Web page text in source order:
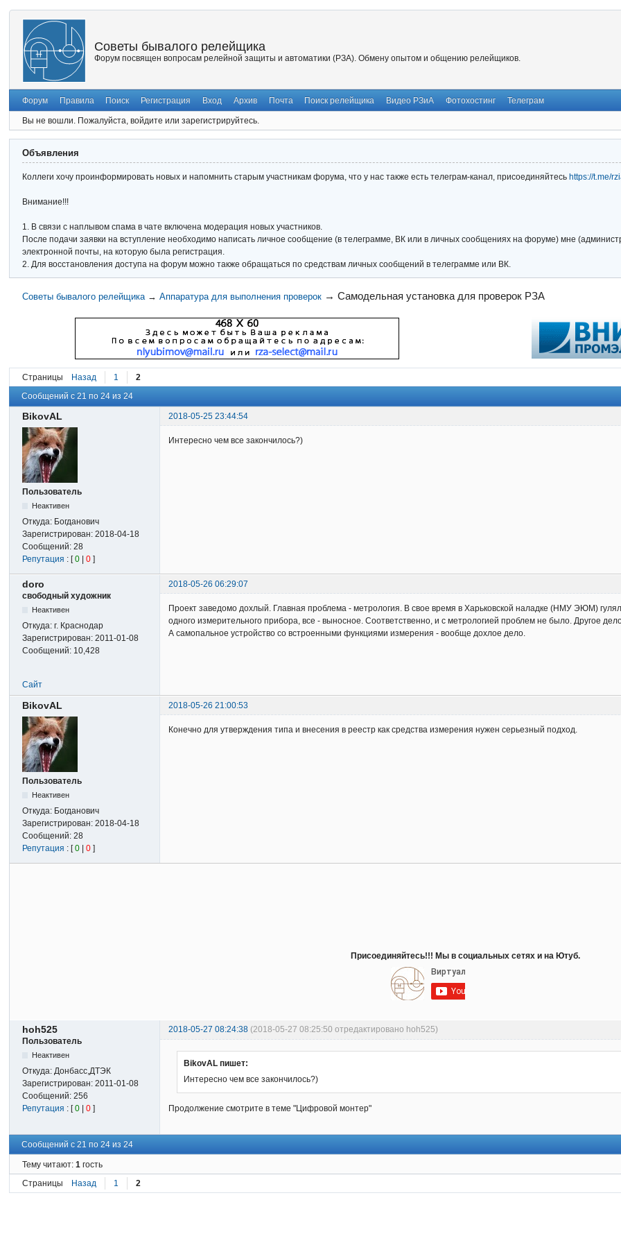
Советы бывалого релейщика
Форум посвящен вопросам релейной защиты и автоматики (РЗА). Обмену опытом и общению релейщиков.
Форум Правила Поиск Регистрация Вход Архив Почта Поиск релейщика Видео РЗиА Фотохостинг Телеграм
Вы не вошли. Пожалуйста, войдите или зарегистрируйтесь.
Объявления
Коллеги хочу проинформировать новых и напомнить старым участникам форума, что у нас также есть телеграм-канал, присоединяйтесь https://t.me/
Внимание!!!
1. В связи с наплывом спама в чате включена модерация новых участников.
После подачи заявки на вступление необходимо написать личное сообщение (в телеграмме, ВК или в личных сообщениях на форуме) мне
электронной почты, на которую была регистрация.
2. Для восстановления доступа на форум можно также обращаться по средствам личных сообщений в телеграмме или ВК.
Советы бывалого релейщика → Аппаратура для выполнения проверок → Самодельная установка для проверок РЗА
Страницы Назад 1
2
Сообщений с 21 по 24 из 24
BikovAL 2018-05-25 23:44:54
Пользователь
Неактивен
Откуда: Богданович
Зарегистрирован:2018-04-18
Сообщений:28
Репутация : [0 |0 ]
Интересно чем все закончилось?)
doro
2018-05-26 06:29:07
свободный художник
Неактивен
Откуда:г. Краснодар
Зарегистрирован:2011-01-08
Сообщений: 10,428
Проект заведомо дохлый. Главная проблема - метрология. В свое время в Харьковской наладке (НМУ ЭЮМ)
одного измерительного прибора, все - выносное. Соответственно, и с метрологией проблем не было. Другое
А самопальное устройство со встроенными функциями измерения - вообще дохлое дело.
Сайт
BikovAL 2018-05-26 21:00:53
Пользователь
Неактивен
Откуда: Богданович
Зарегистрирован:2018-04-18
Сообщений:28
Репутация : [0 |0 ]
Конечно для утверждения типа и внесения в реестр как средства измерения нужен серьезный подход.
Присоединяйтесь!!! Мы в социальных сетях и на Ютуб.
hoh525 2018-05-27 08:24:38 (2018-05-27 08:25:50 отредактировано hoh525)
Пользователь
Неактивен
Откуда:Донбасс,ДТЭК
Зарегистрирован:2011-01-08
Сообщений:256
Репутация : [0 |0 ]
BikovAL пишет:
Интересно чем все закончилось?)
Продолжение смотрите в теме "Цифровой монтер"
Сообщений с 21 по 24 из 24
Тему читают:1 гость
Страницы
Назад 1 2